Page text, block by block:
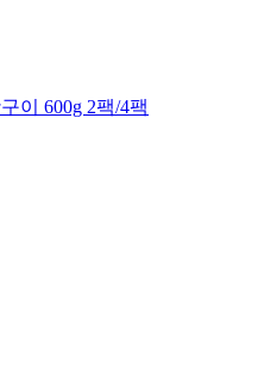
이 600g 2팩/4팩